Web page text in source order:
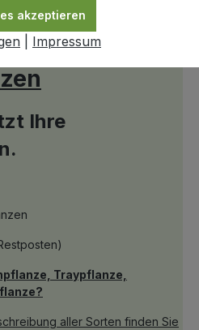
Ihre
Traypflanze,
aller Sorten finden Sie
akzeptieren
Impressum